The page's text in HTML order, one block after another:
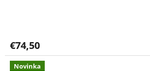
je
5,0
€74,50
Novinka